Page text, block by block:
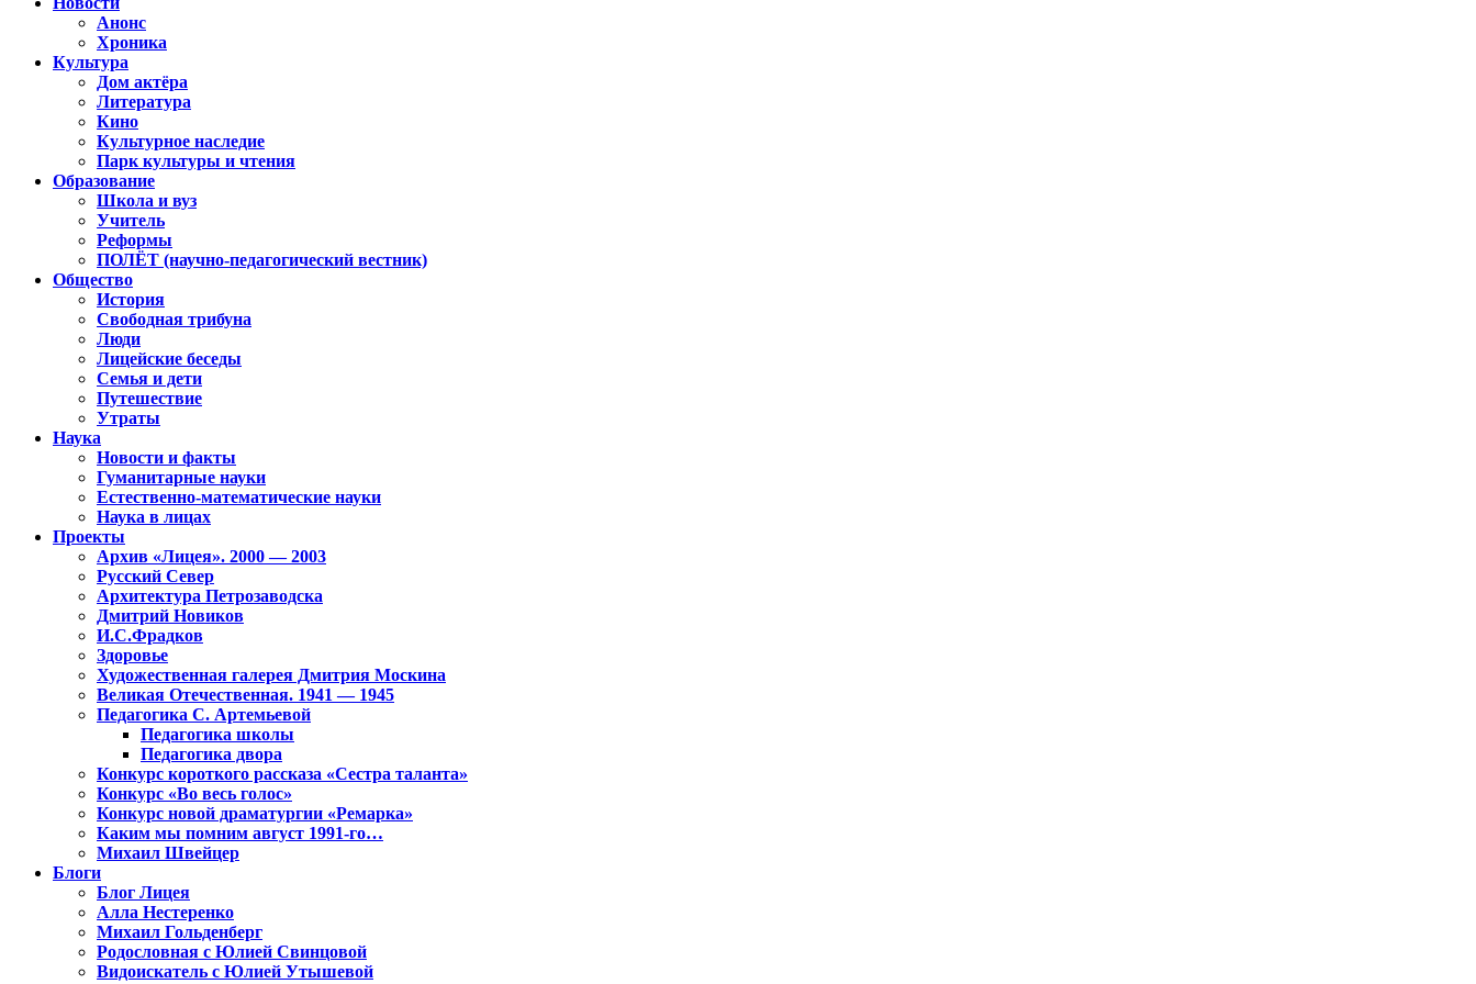
Анонс
Хроника
Культура
Дом актёра
Литература
Кино
Культурное наследие
Парк культуры и чтения
Образование
Школа и вуз
Учитель
Реформы
ПОЛЁТ (научно-педагогический вестник)
Общество
История
Свободная трибуна
Люди
Лицейские беседы
Семья и дети
Путешествие
Утраты
Наука
Новости и факты
Гуманитарные науки
Естественно-математические науки
Наука в лицах
Проекты
Архив «Лицея». 2000 — 2003
Русский Север
Архитектура Петрозаводска
Дмитрий Новиков
И.С.Фрадков
Здоровье
Художественная галерея Дмитрия Москина
Великая Отечественная. 1941 — 1945
Педагогика С. Артемьевой
Педагогика школы
Педагогика двора
Конкурс короткого рассказа «Сестра таланта»
Конкурс «Во весь голос»
Конкурс новой драматургии «Ремарка»
Каким мы помним август 1991-го…
Михаил Швейцер
Блоги
Блог Лицея
Алла Нестеренко
Михаил Гольденберг
Родословная с Юлией Свинцовой
Видоискатель с Юлией Утышевой